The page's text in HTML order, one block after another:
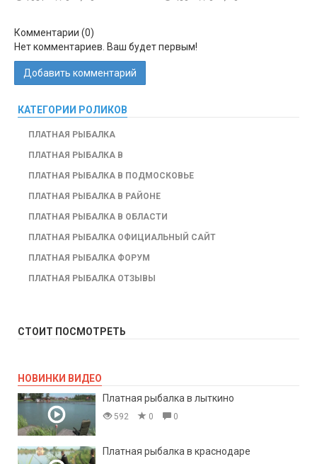
Комментарии (0)
Нет комментариев. Ваш будет первым!
Добавить комментарий
КАТЕГОРИИ РОЛИКОВ
ПЛАТНАЯ РЫБАЛКА
ПЛАТНАЯ РЫБАЛКА В
ПЛАТНАЯ РЫБАЛКА В ПОДМОСКОВЬЕ
ПЛАТНАЯ РЫБАЛКА В РАЙОНЕ
ПЛАТНАЯ РЫБАЛКА В ОБЛАСТИ
ПЛАТНАЯ РЫБАЛКА ОФИЦИАЛЬНЫЙ САЙТ
ПЛАТНАЯ РЫБАЛКА ФОРУМ
ПЛАТНАЯ РЫБАЛКА ОТЗЫВЫ
СТОИТ ПОСМОТРЕТЬ
НОВИНКИ ВИДЕО
Платная рыбалка в лыткино
592 0 0
Платная рыбалка в краснодаре